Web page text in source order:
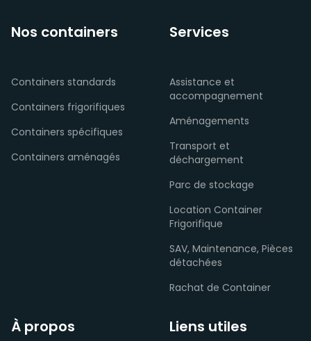
Nos containers
Containers standards
Containers frigorifiques
Containers spécifiques
Containers aménagés
Services
Assistance et
accompagnement
Aménagements
Transport et
déchargement
Parc de stockage
Location Container
Frigorifique
SAV, Maintenance, Pièces
détachées
Rachat de Container
À propos Liens utiles